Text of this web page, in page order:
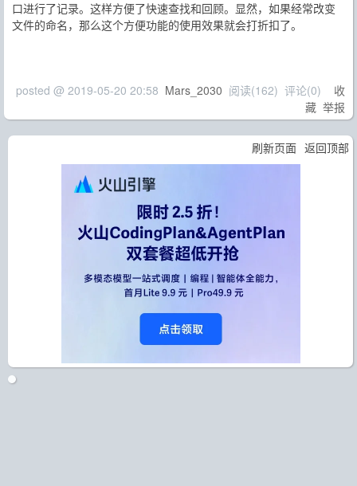
口进行了记录。这样方便了快速查找和回顾。显然，如果经常改变
文件的命名，那么这个方便功能的使用效果就会打折扣了。
posted @ 2019-05-20 20:58 Mars_2030 阅读(162) 评论(0) 收
藏 举报
刷新页面 返回顶部